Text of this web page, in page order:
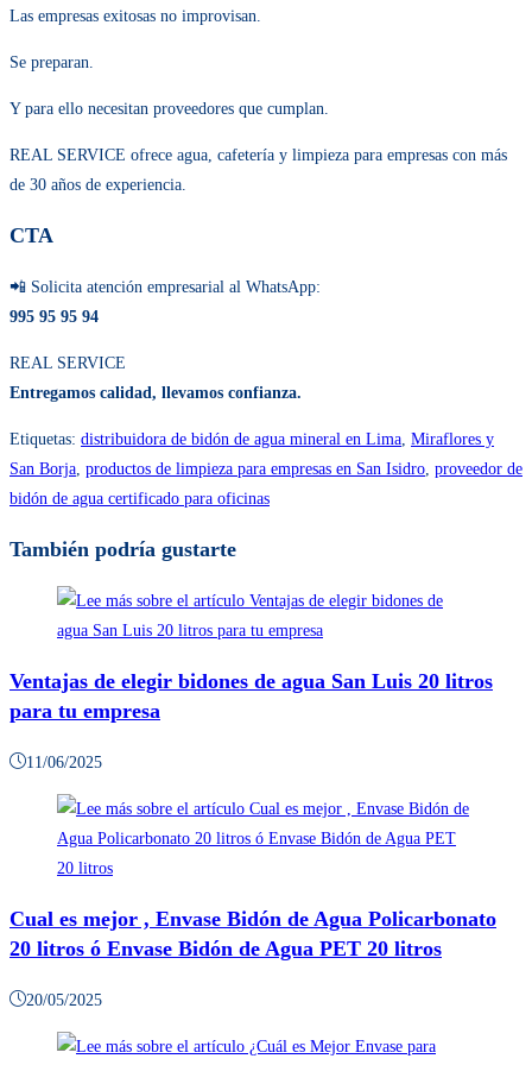
Las empresas exitosas no improvisan.
Se preparan.
Y para ello necesitan proveedores que cumplan.
REAL SERVICE ofrece agua, cafetería y limpieza para empresas con más
de 30 años de experiencia.
CTA
📲 Solicita atención empresarial al WhatsApp:
995 95 95 94
REAL SERVICE
Entregamos calidad, llevamos confianza.
Etiquetas: distribuidora de bidón de agua mineral en Lima Miraflores y
San Borja productos de limpieza para empresas en San Isidro proveedor de
bidón de agua certificado para oficinas
También podría gustarte
Ventajas de elegir bidones de agua San Luis 20 litros
para tu empresa
11/06/2025
Cual es mejor , Envase Bidón de Agua Policarbonato
20 litros ó Envase Bidón de Agua PET 20 litros
20/05/2025